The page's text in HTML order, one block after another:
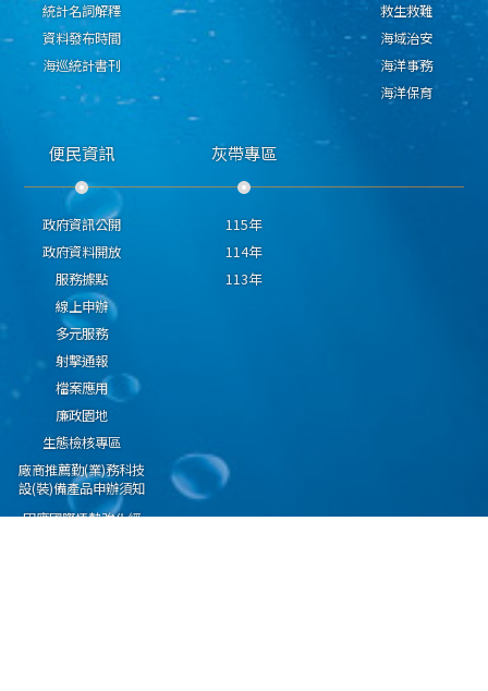
統計名詞解釋
資料發布時間
海巡統計書刊
救生救難
海域治安
海洋事務
海洋保育
便民資訊
政府資訊公開
政府資料開放
服務據點
線上申辦
多元服務
射擊通報
檔案應用
廉政園地
生態檢核專區
廠商推薦勤(業)務科技
設(裝)備產品申辦須知
因應國際情勢強化經
灰帶專區
115年
114年
113年